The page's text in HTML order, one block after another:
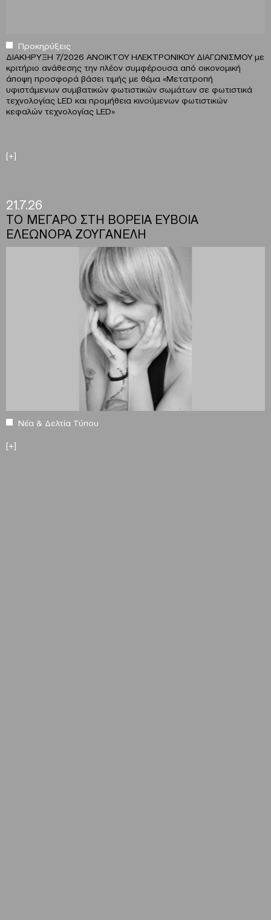
Προκηρύξεις
ΔΙΑΚΗΡΥΞΗ 7/2026 ΑΝΟΙΚΤΟΥ ΗΛΕΚΤΡΟΝΙΚΟΥ ΔΙΑΓΩΝΙΣΜΟΥ με
κριτήριο ανάθεσης την πλέον συμφέρουσα από οικονομική
άποψη προσφορά βάσει τιμής με θέμα «Μετατροπή
υφιστάμενων συμβατικών φωτιστικών σωμάτων σε φωτιστικά
τεχνολογίας LED και προμήθεια κινούμενων φωτιστικών
κεφαλών τεχνολογίας LED»
[+]
21.7.26
ΤΟ ΜΕΓΑΡΟ ΣΤΗ ΒΟΡΕΙΑ ΕΥΒΟΙΑ
ΕΛΕΩΝΟΡΑ ΖΟΥΓΑΝΕΛΗ
Νέα & Δελτία Τύπου
[+]